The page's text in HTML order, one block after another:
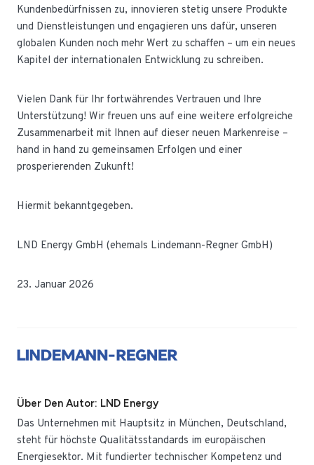
Kundenbedürfnissen zu, innovieren stetig unsere Produkte
und Dienstleistungen und engagieren uns dafür, unseren
globalen Kunden noch mehr Wert zu schaffen – um ein neues
Kapitel der internationalen Entwicklung zu schreiben.
Vielen Dank für Ihr fortwährendes Vertrauen und Ihre
Unterstützung! Wir freuen uns auf eine weitere erfolgreiche
Zusammenarbeit mit Ihnen auf dieser neuen Markenreise –
hand in hand zu gemeinsamen Erfolgen und einer
prosperierenden Zukunft!
Hiermit bekanntgegeben.
LND Energy GmbH (ehemals Lindemann-Regner GmbH)
23. Januar 2026
Über Den Autor: LND Energy
Das Unternehmen mit Hauptsitz in München, Deutschland,
steht für höchste Qualitätsstandards im europäischen
Energiesektor. Mit fundierter technischer Kompetenz und